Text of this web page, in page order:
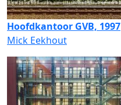
Hoofdkantoor GVB, 1997
Mick Eekhout